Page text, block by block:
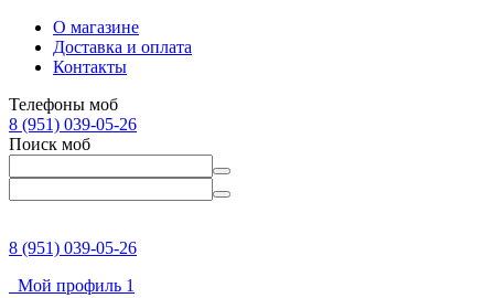
О магазине
Доставка и оплата
Контакты
Телефоны моб
8 (951) 039-05-26
Поиск моб
8 (951) 039-05-26
Мой профиль 1